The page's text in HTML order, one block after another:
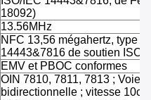
18092)
13.56MHz
NFC 13,56 mégahertz, type
14443&7816 de soutien ISO/
EMV et PBOC conformes
OIN 7810, 7811, 7813 ; Voie
bidirectionnelle ; vitesse